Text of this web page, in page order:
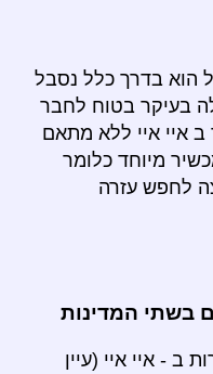
הוא בדרך כלל נסבל
בעיקר בטוח לחבר
איי איי ללא מתאם
מיוחד כלומר
לחפש עזרה
בשתי המדינות
ב - איי איי (עיין